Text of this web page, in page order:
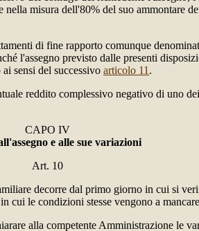
misura dell'80% del suo ammontare
di fine rapporto comunque
l'assegno previsto dalle presenti
sensi del successivo articolo 11 .
reddito complessivo negativo di uno
CAPO IV
e alle sue variazioni
Art. 10
decorre dal primo giorno in cui si
cui le condizioni stesse vengono a
alla competente Amministrazione le